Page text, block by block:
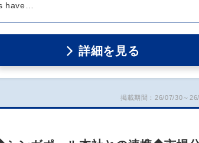
have…
詳細を見る
掲載期間：26/07/30～